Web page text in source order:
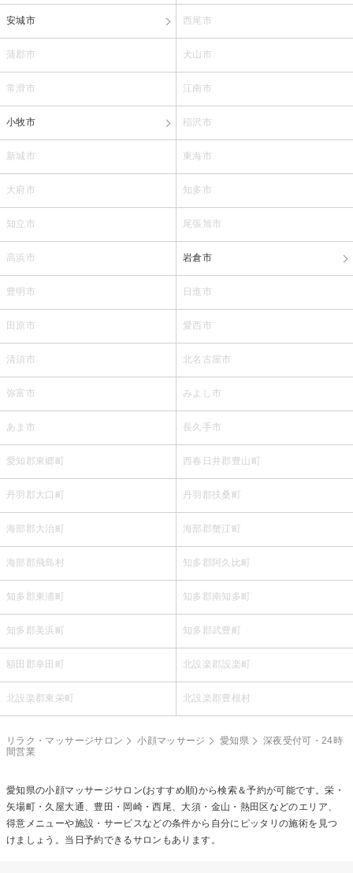
安城市 西尾市
蒲郡市 犬山市
常滑市 江南市
小牧市 稲沢市
新城市 東海市
大府市 知多市
知立市 尾張旭市
高浜市 岩倉市
豊明市 日進市
田原市 愛西市
清須市 北名古屋市
弥富市 みよし市
あま市 長久手市
愛知郡東郷町 西春日井郡豊山町
丹羽郡大口町 丹羽郡扶桑町
海部郡大治町 海部郡蟹江町
海部郡飛島村 知多郡阿久比町
知多郡東浦町 知多郡南知多町
知多郡美浜町 知多郡武豊町
額田郡幸田町 北設楽郡設楽町
北設楽郡東栄町 北設楽郡豊根村
リラク・マッサージサロン 小顔マッサージ 愛知県
深夜受付可・24時
間営業
愛知県の小顔マッサージサロン(おすすめ順)から検索＆予約が可能です。栄・
矢場町・久屋大通、豊田・岡崎・西尾、大須・金山・熱田区などのエリア、
得意メニューや施設・サービスなどの条件から自分にピッタリの施術を見つ
けましょう。当日予約できるサロンもあります。